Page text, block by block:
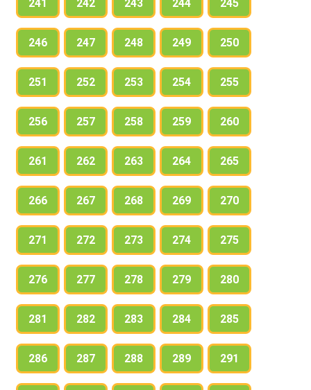
241 242 243 244 245
246 247 248 249 250
251 252 253 254 255
256 257 258 259 260
261 262 263 264 265
266 267 268 269 270
271 272 273 274 275
276 277 278 279 280
281 282 283 284 285
286 287 288 289 291